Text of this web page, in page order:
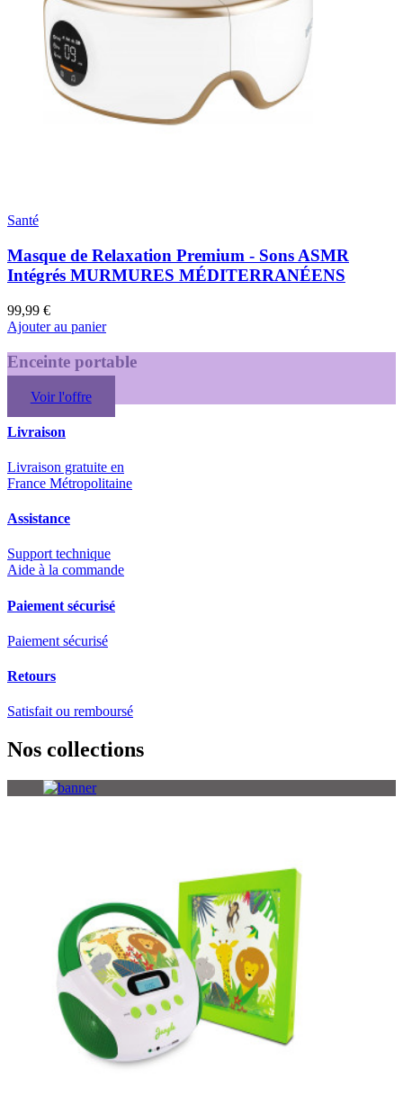
Santé
Masque de Relaxation Premium - Sons ASMR
Intégrés MURMURES MÉDITERRANÉENS
99,99 €
Ajouter au panier
Enceinte portable
Voir l'offre
Livraison
Livraison gratuite en
France Métropolitaine
Assistance
Support technique
Aide à la commande
Paiement sécurisé
Paiement sécurisé
Retours
Satisfait ou remboursé
Nos collections